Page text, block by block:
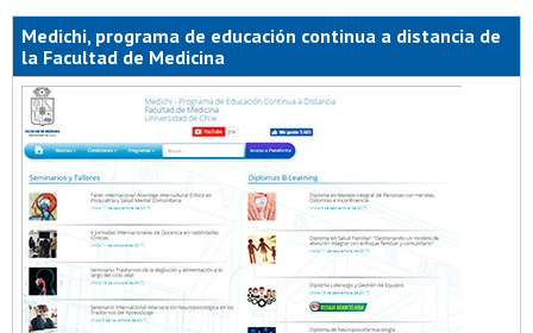
Medichi, programa de educación continua a distancia de
la Facultad de Medicina